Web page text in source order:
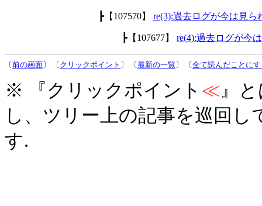
┣【107570】 re(3):過去ログが今は見
┣【107677】 re(4):過去ログが今
〔前の画面〕 〔 クリックポイント 〕 〔最新の一覧 〕 〔全て読んだことに
※ 『クリックポイント ≪』
し、ツリー上の記事を巡回
す.